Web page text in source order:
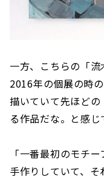
一方、こちらの「流
2016年の個展の時
描いていて先ほど
る作品だな。と感じ
「一番最初のモチ
手作りしていて、